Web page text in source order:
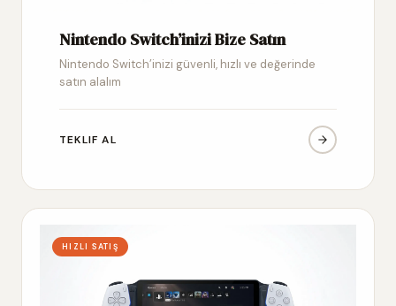
Nintendo Switch’inizi Bize Satın
Nintendo Switch’inizi güvenli, hızlı ve değerinde
satın alalım
TEKLIF AL
HIZLI SATIŞ